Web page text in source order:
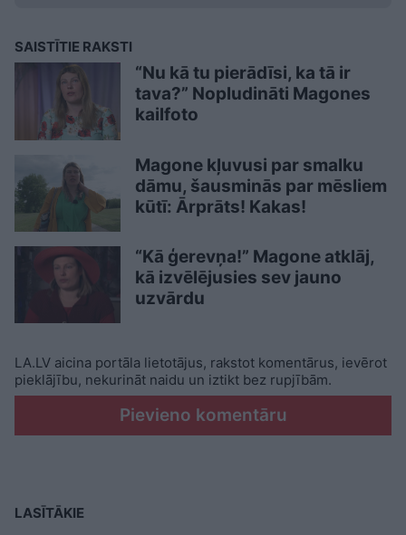
SAISTĪTIE RAKSTI
“Nu kā tu pierādīsi, ka tā ir
tava?” Nopludināti Magones
kailfoto
Magone kļuvusi par smalku
dāmu, šausminās par mēsliem
kūtī: Ārprāts! Kakas!
“Kā ģerevņa!” Magone atklāj,
kā izvēlējusies sev jauno
uzvārdu
LA.LV aicina portāla lietotājus, rakstot komentārus, ievērot
pieklājību, nekurināt naidu un iztikt bez rupjībām.
Pievieno komentāru
LASĪTĀKIE